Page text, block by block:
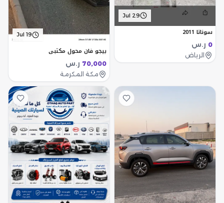
Jul 29
سوناتا 2011
0 ر.س
الرياض
Jul 19
بيجو فان محول مكتبي
70,000 ر.س
مكة المكرمة